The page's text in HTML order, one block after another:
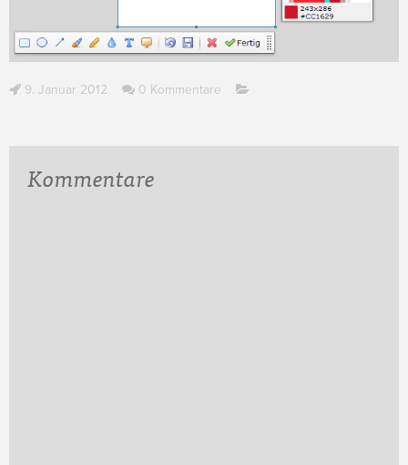
9. Januar 2012 0 Kommentare
Kommentare